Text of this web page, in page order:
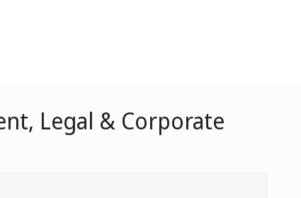
Legal & Corporate